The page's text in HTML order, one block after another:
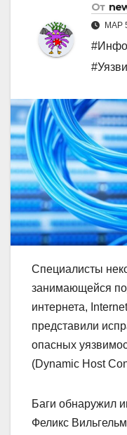
От
МАР
Специалисты
занимающейся
интернета,
представили
опасных
(Dynamic Host
Баги обнаружил
Феликс